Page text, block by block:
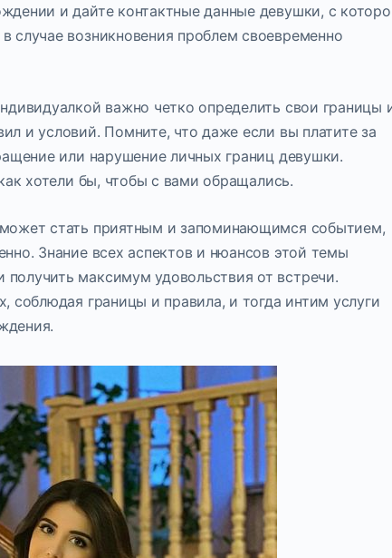
и дайте контактные данные девушки, с
случае возникновения проблем своевременно
важно четко определить свои границы
и условий. Помните, что даже если вы платите за
или нарушение личных границ девушки.
хотели бы, чтобы с вами обращались.
стать приятным и запоминающимся событием,
Знание всех аспектов и нюансов этой темы
максимум удовольствия от встречи.
соблюдая границы и правила, и тогда интим услуги